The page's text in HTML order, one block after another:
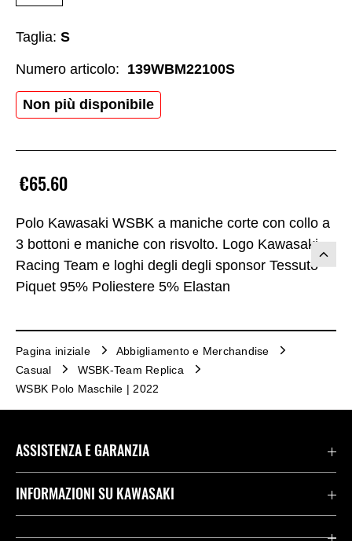
Polo Kawasaki WSBK a maniche corte con collo a
3 bottoni e maniche con risvolto. Logo Kawasaki
Racing Team e loghi degli degli sponsor Tessuto
Piquet 95% Poliestere 5% Elastan
€65.60
Taglia: S
Non più disponibile
Numero articolo: 139WBM22100S
Pagina iniziale
Abbigliamento e Merchandise
Casual
WSBK-Team Replica
WSBK Polo Maschile | 2022
ASSISTENZA E GARANZIA
Assistenza Stradale Kawasaki
INFORMAZIONI SU KAWASAKI
Società